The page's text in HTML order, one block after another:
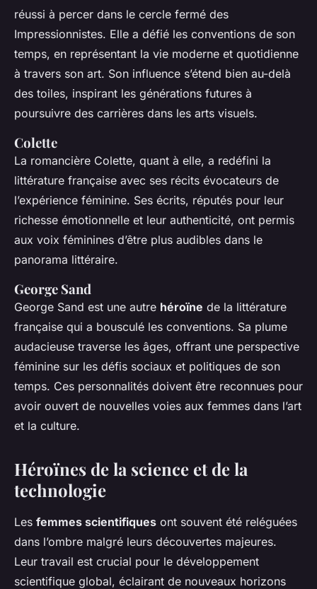
réussi à percer dans le cercle fermé des
Impressionnistes. Elle a défié les conventions de son
temps, en représentant la vie moderne et quotidienne
à travers son art. Son influence s’étend bien au-delà
des toiles, inspirant les générations futures à
poursuivre des carrières dans les arts visuels.
Colette
La romancière Colette, quant à elle, a redéfini la
littérature française avec ses récits évocateurs de
l’expérience féminine. Ses écrits, réputés pour leur
richesse émotionnelle et leur authenticité, ont permis
aux voix féminines d’être plus audibles dans le
panorama littéraire.
George Sand
George Sand est une autre héroïne de la littérature
française qui a bousculé les conventions. Sa plume
audacieuse traverse les âges, offrant une perspective
féminine sur les défis sociaux et politiques de son
temps. Ces personnalités doivent être reconnues pour
avoir ouvert de nouvelles voies aux femmes dans l’art
et la culture.
Héroïnes de la science et de la
technologie
Les femmes scientifiques ont souvent été reléguées
dans l’ombre malgré leurs découvertes majeures.
Leur travail est crucial pour le développement
scientifique global, éclairant de nouveaux horizons